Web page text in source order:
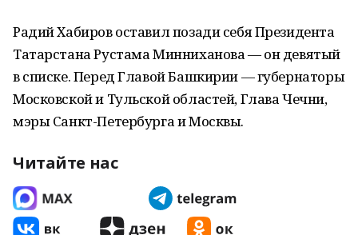
Радий Хабиров оставил позади себя Президента
Татарстана Рустама Минниханова — он девятый
в списке. Перед Главой Башкирии — губернаторы
Московской и Тульской областей, Глава Чечни,
мэры Санкт-Петербурга и Москвы.
Читайте нас